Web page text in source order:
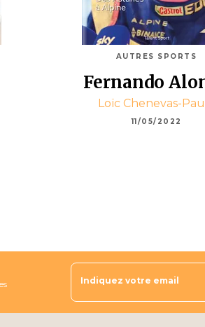
AUTRES SPORTS
Fernando
Loïc Chenevas-
11/05/2022
Indiquez votre email